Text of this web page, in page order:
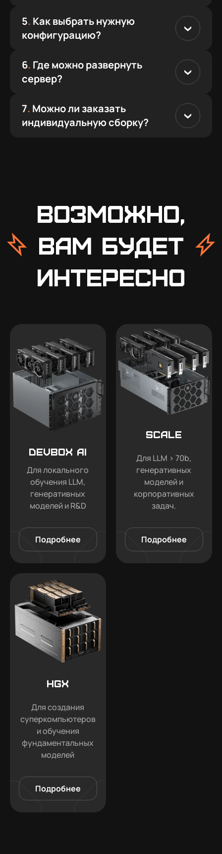
5. Как выбрать нужную
конфигурацию?
6. Где можно развернуть
сервер?
7. Можно ли заказать
индивидуальную сборку?
Возможно,
вам будет
интересно
DEVBOX AI
Для локального
обучения LLM,
генеративных
моделей и R&D
Подробнее
Scale
Для LLM > 70b,
генеративных
моделей и
корпоративных
задач.
Подробнее
HGX
Для создания
суперкомпьютеров
и обучения
фундаментальных
моделей
Подробнее